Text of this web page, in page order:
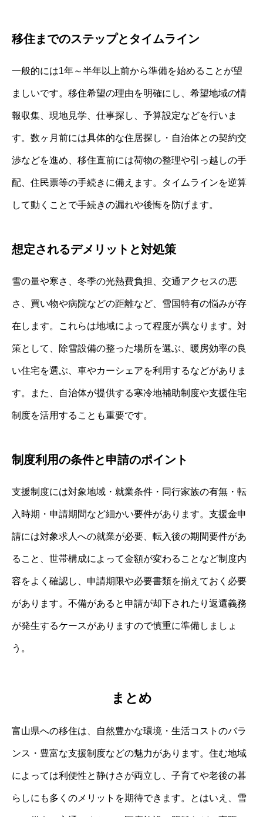
移住までのステップとタイムライン
一般的には1年～半年以上前から準備を始めることが望
ましいです。移住希望の理由を明確にし、希望地域の情
報収集、現地見学、仕事探し、予算設定などを行いま
す。数ヶ月前には具体的な住居探し・自治体との契約交
渉などを進め、移住直前には荷物の整理や引っ越しの手
配、住民票等の手続きに備えます。タイムラインを逆算
して動くことで手続きの漏れや後悔を防げます。
想定されるデメリットと対処策
雪の量や寒さ、冬季の光熱費負担、交通アクセスの悪
さ、買い物や病院などの距離など、雪国特有の悩みが存
在します。これらは地域によって程度が異なります。対
策として、除雪設備の整った場所を選ぶ、暖房効率の良
い住宅を選ぶ、車やカーシェアを利用するなどがありま
す。また、自治体が提供する寒冷地補助制度や支援住宅
制度を活用することも重要です。
制度利用の条件と申請のポイント
支援制度には対象地域・就業条件・同行家族の有無・転
入時期・申請期間など細かい要件があります。支援金申
請には対象求人への就業が必要、転入後の期間要件があ
ること、世帯構成によって金額が変わることなど制度内
容をよく確認し、申請期限や必要書類を揃えておく必要
があります。不備があると申請が却下されたり返還義務
が発生するケースがありますので慎重に準備しましょ
う。
まとめ
富山県への移住は、自然豊かな環境・生活コストのバラ
ンス・豊富な支援制度などの魅力があります。住む地域
によっては利便性と静けさが両立し、子育てや老後の暮
らしにも多くのメリットを期待できます。とはいえ、雪